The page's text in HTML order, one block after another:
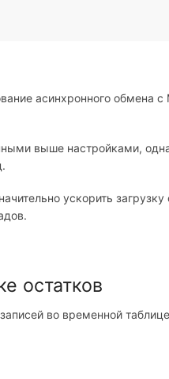
асинхронного обмена
выше настройками,
ускорить
остатков
во временной